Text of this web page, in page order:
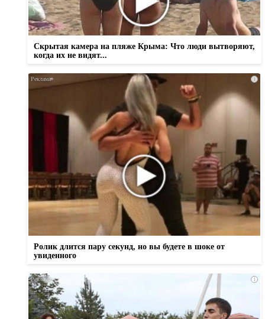
Скрытая камера на пляже Крыма: Что люди вытворяют,
когда их не видят...
i
Ролик длится пару секунд, но вы будете в шоке от
увиденного
i